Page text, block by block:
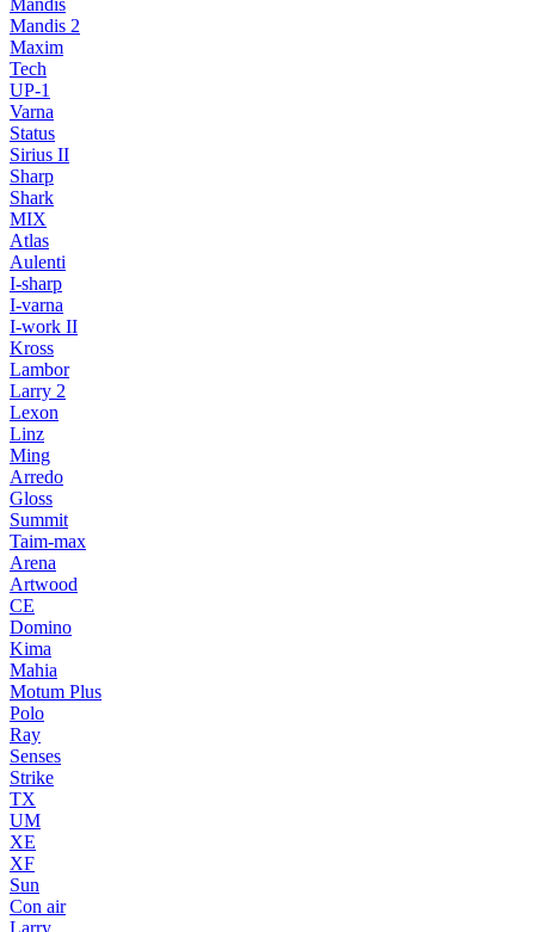
Mandis
Mandis 2
Maxim
Tech
UP-1
Varna
Status
Sirius II
Sharp
Shark
MIX
Atlas
Aulenti
I-sharp
I-varna
I-work II
Kross
Lambor
Larry 2
Lexon
Linz
Ming
Arredo
Gloss
Summit
Taim-max
Arena
Artwood
CE
Domino
Kima
Mahia
Motum Plus
Polo
Ray
Senses
Strike
TX
UM
XE
XF
Sun
Con air
Larry